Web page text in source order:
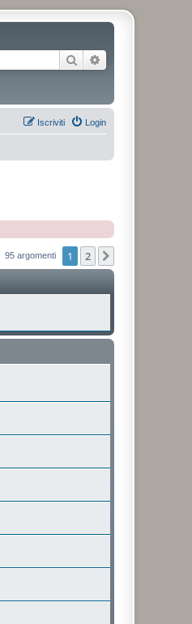
Cerca
Login
Iscriviti
95 argomenti 1 2